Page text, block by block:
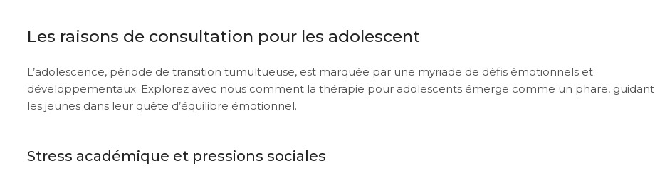
Les raisons de consultation pour les adolescent
L’adolescence, période de transition tumultueuse, est marquée par une myriade de défis émotionnels et
développementaux. Explorez avec nous comment la thérapie pour adolescents émerge comme un phare, guidant
les jeunes dans leur quête d’équilibre émotionnel.
Stress académique et pressions sociales